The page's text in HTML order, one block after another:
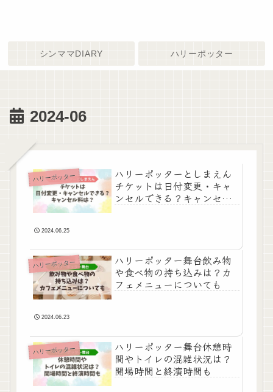
シンママDIARY ハリーポッター
2024-06
ハリーポッター
ハリーポッターとしまえん
チケットは日付変更・キャ
ンセルできる？キャンセル
2024.06.25
ハリーポッター
ハリーポッター舞台飲み物
や食べ物の持ち込みは？カ
フェメニューについても
2024.06.23
ハリーポッター
ハリーポッター舞台休憩時
間やトイレの混雑状況は？
開場時間と終演時間も